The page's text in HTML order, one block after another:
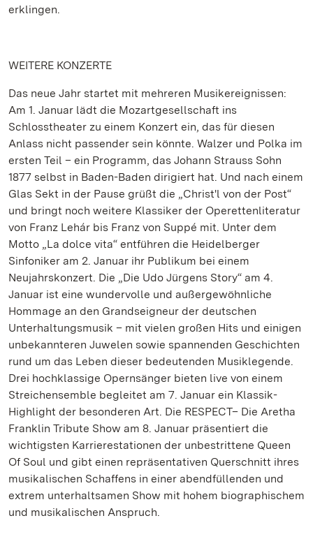
erklingen.
WEITERE KONZERTE
Das neue Jahr startet mit mehreren Musikereignissen:
Am 1. Januar lädt die Mozartgesellschaft ins
Schlosstheater zu einem Konzert ein, das für diesen
Anlass nicht passender sein könnte. Walzer und Polka im
ersten Teil – ein Programm, das Johann Strauss Sohn
1877 selbst in Baden-Baden dirigiert hat. Und nach einem
Glas Sekt in der Pause grüßt die „Christ'l von der Post“
und bringt noch weitere Klassiker der Operettenliteratur
von Franz Lehár bis Franz von Suppé mit. Unter dem
Motto „La dolce vita“ entführen die Heidelberger
Sinfoniker am 2. Januar ihr Publikum bei einem
Neujahrskonzert. Die „Die Udo Jürgens Story“ am 4.
Januar ist eine wundervolle und außergewöhnliche
Hommage an den Grandseigneur der deutschen
Unterhaltungsmusik – mit vielen großen Hits und einigen
unbekannteren Juwelen sowie spannenden Geschichten
rund um das Leben dieser bedeutenden Musiklegende.
Drei hochklassige Opernsänger bieten live von einem
Streichensemble begleitet am 7. Januar ein Klassik-
Highlight der besonderen Art. Die RESPECT– Die Aretha
Franklin Tribute Show am 8. Januar präsentiert die
wichtigsten Karrierestationen der unbestrittene Queen
Of Soul und gibt einen repräsentativen Querschnitt ihres
musikalischen Schaffens in einer abendfüllenden und
extrem unterhaltsamen Show mit hohem biographischem
und musikalischen Anspruch.